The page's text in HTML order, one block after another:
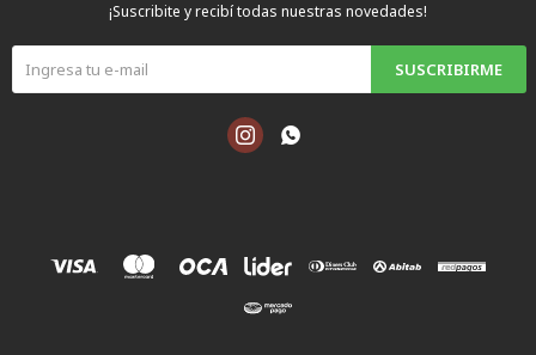
¡Suscribite y recibí todas nuestras novedades!
SUSCRIBIRME
 